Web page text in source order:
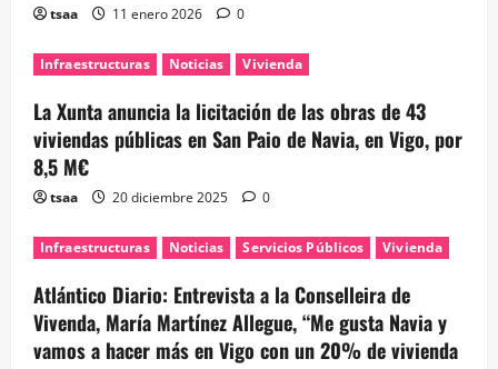
tsaa 11 enero 2026 0
Infraestructuras Noticias Vivienda
La Xunta anuncia la licitación de las obras de 43
viviendas públicas en San Paio de Navia, en Vigo, por
8,5 M€
tsaa 20 diciembre 2025 0
Infraestructuras Noticias Servicios Públicos Vivienda
Atlántico Diario: Entrevista a la Conselleira de
Vivenda, María Martínez Allegue, “Me gusta Navia y
vamos a hacer más en Vigo con un 20% de vivienda